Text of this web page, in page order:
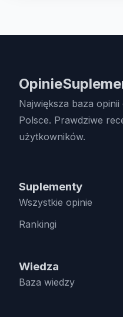
Największa baza
Polsce. Prawdziwe
użytkowników.
Suplementy
Wszystkie opinie
Rankingi
Wiedza
Baza wiedzy